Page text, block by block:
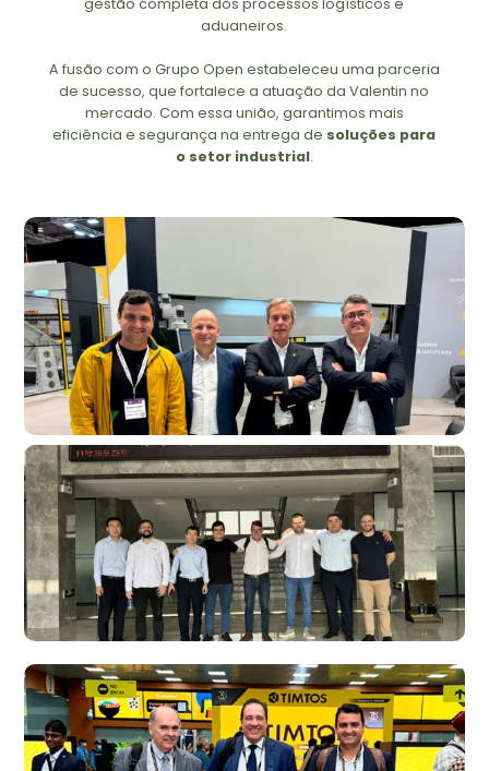
aduaneiros.
A fusão com o Grupo Open estabeleceu uma parceria
de sucesso, que fortalece a atuação da Valentin no
mercado. Com essa união, garantimos mais
eficiência e segurança na entrega de soluções para
o setor industrial.